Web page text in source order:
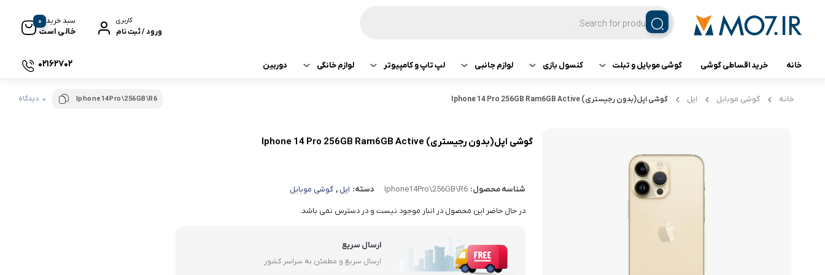
کاربری
ورود / ثبت نام
سبد خرید
خالی است
0
خانه خرید اقساطی گوشی گوشی موبایل و تبلت
تبلت تبلت اپل
تبلت هوآوی
گوشی سامسونگ
گوشی شیائومی
گوشی ناتینگ فون
کنسول بازی
کنسول بازی سونی
لوازم جانبی
هدفون و هندزفری
هندزفری هایلو
لپ تاپ و کامپیوتر
قطعات کامپیوتر
لوازم خانگی
کولر و لوازم سرمایشی
آبمیوه گیری
دوربین 02162702
خانه گوشی موبایل اپل گوشی اپل(بدون رجیستری) Iphone 14 Pro 256GB Ram6GB Active Iphone14Pro\256GB\R6 0 دیدگاه
گوشی اپل(بدون رجیستری) Iphone 14 Pro 256GB Ram6GB Active
شناسه محصول: Iphone14Pro\256GB\R6 دسته: اپل , گوشی موبایل
در حال حاضر این محصول در انبار موجود نیست و در دسترس نمی باشد.
ارسال سریع
ارسال سریع و مطمئن به سراسر کشور